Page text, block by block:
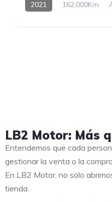
2021 162,000Km
LB2 Motor: Más
Entendemos que cada
gestionar la venta o la
En LB2 Motor, no solo
tienda.